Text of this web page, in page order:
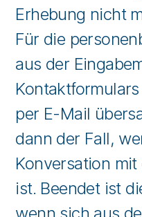
Erhebung nicht
Für die
aus der
per E-Mail
dann der Fall,
Konversation
ist. Beendet ist